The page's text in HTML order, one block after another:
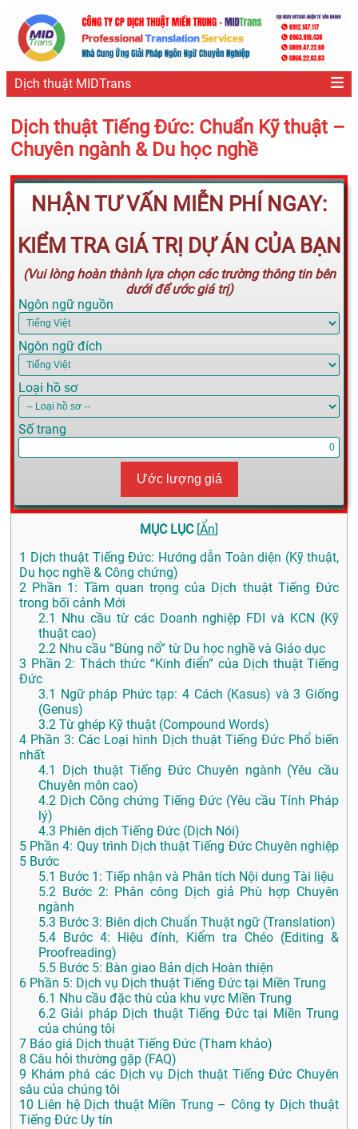
Dịch thuật MIDTrans
Dịch thuật Tiếng Đức: Chuẩn Kỹ thuật –
Chuyên ngành & Du học nghề
NHẬN TƯ VẤN MIỄN PHÍ NGAY:
KIỂM TRA GIÁ TRỊ DỰ ÁN CỦA BẠN
(Vui lòng hoàn thành lựa chọn các trường thông tin bên
dưới để ước giá trị)
Ngôn ngữ nguồn
Ngôn ngữ đích
Loại hồ sơ
Số trang
Ước lượng giá
MỤC LỤC [Ẩn]
1 Dịch thuật Tiếng Đức: Hướng dẫn Toàn diện (Kỹ thuật,
Du học nghề & Công chứng)
2 Phần 1: Tầm quan trọng của Dịch thuật Tiếng Đức
trong bối cảnh Mới
2.1
Nhu cầu từ các Doanh nghiệp FDI và KCN (Kỹ
thuật cao)
2.2 Nhu cầu “Bùng nổ” từ Du học nghề và Giáo dục
3 Phần 2: Thách thức “Kinh điển” của Dịch thuật Tiếng
Đức
3.1
Ngữ pháp Phức tạp: 4 Cách (Kasus) và 3 Giống
(Genus)
3.2 Từ ghép Kỹ thuật (Compound Words)
4 Phần 3: Các Loại hình Dịch thuật Tiếng Đức Phổ biến
nhất
4.1
Dịch thuật Tiếng Đức Chuyên ngành (Yêu cầu
Chuyên môn cao)
4.2 Dịch Công chứng Tiếng Đức (Yêu cầu Tính Pháp
lý)
4.3 Phiên dịch Tiếng Đức (Dịch Nói)
5 Phần 4: Quy trình Dịch thuật Tiếng Đức Chuyên nghiệp
5 Bước
5.1 Bước 1: Tiếp nhận và Phân tích Nội dung Tài liệu
5.2 Bước 2: Phân công Dịch giả Phù hợp Chuyên
ngành
5.3 Bước 3: Biên dịch Chuẩn Thuật ngữ (Translation)
5.4 Bước 4: Hiệu đính, Kiểm tra Chéo (Editing &
Proofreading)
5.5 Bước 5: Bàn giao Bản dịch Hoàn thiện
6 Phần 5: Dịch vụ Dịch thuật Tiếng Đức tại Miền Trung
6.1 Nhu cầu đặc thù của khu vực Miền Trung
6.2 Giải pháp Dịch thuật Tiếng Đức tại Miền Trung
của chúng tôi
7 Báo giá Dịch thuật Tiếng Đức (Tham khảo)
8 Câu hỏi thường gặp (FAQ)
9 Khám phá các Dịch vụ Dịch thuật Tiếng Đức Chuyên
sâu của chúng tôi
10 Liên hệ Dịch thuật Miền Trung – Công ty Dịch thuật
Tiếng Đức Uy tín